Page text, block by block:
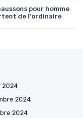
pour homme
de l'ordinaire
2024
2024
2024